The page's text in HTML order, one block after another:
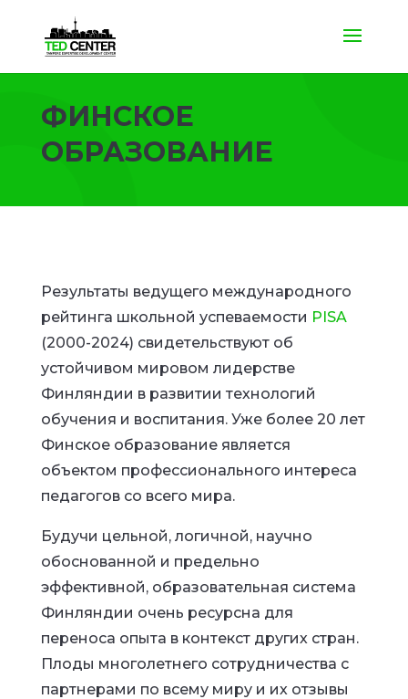
ФИНСКОЕ
ОБРАЗОВАНИЕ
Результаты ведущего международного
рейтинга школьной успеваемости PISA
(2000-2024) свидетельствуют об
устойчивом мировом лидерстве
Финляндии в развитии технологий
обучения и воспитания. Уже более 20 лет
Финское образование является
объектом профессионального интереса
педагогов со всего мира.
Будучи цельной, логичной, научно
обоснованной и предельно
эффективной, образовательная система
Финляндии очень ресурсна для
переноса опыта в контекст других стран.
Плоды многолетнего сотрудничества с
партнерами по всему миру и их отзывы